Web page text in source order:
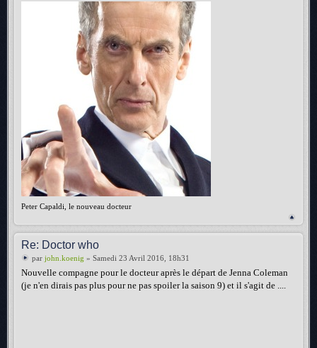
Peter Capaldi, le nouveau docteur
Re: Doctor who
par john.koenig » Samedi 23 Avril 2016, 18h31
Nouvelle compagne pour le docteur après le départ de Jenna Coleman
(je n'en dirais pas plus pour ne pas spoiler la saison 9) et il s'agit de ....